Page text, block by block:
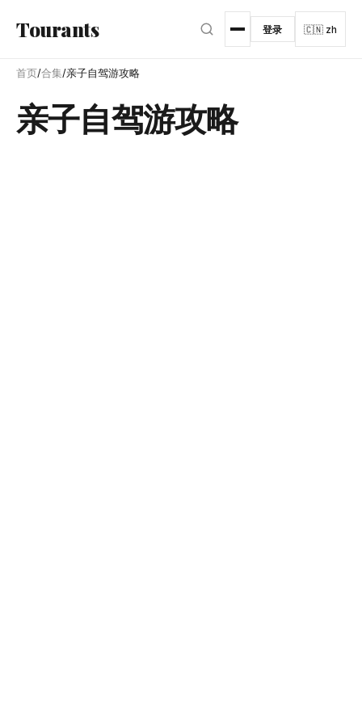
Tourants 登录 🇨🇳 zh
首页/合集/亲子自驾游攻略
亲子自驾游攻略